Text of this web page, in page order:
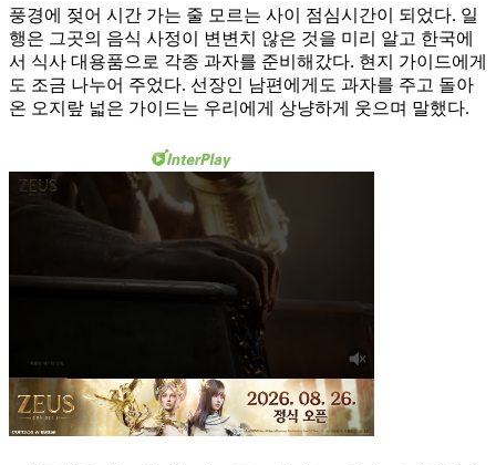
풍경에 젖어 시간 가는 줄 모르는 사이 점심시간이 되었다. 일
행은 그곳의 음식 사정이 변변치 않은 것을 미리 알고 한국에
서 식사 대용품으로 각종 과자를 준비해갔다. 현지 가이드에게
도 조금 나누어 주었다. 선장인 남편에게도 과자를 주고 돌아
온 오지랖 넓은 가이드는 우리에게 상냥하게 웃으며 말했다.